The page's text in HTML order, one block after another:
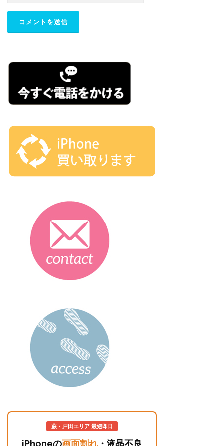
蕨・戸田エリア 最短即日
iPhoneの画面割れ ・液晶不良